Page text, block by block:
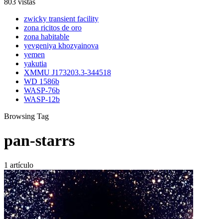
zwicky transient facility
zona ricitos de oro
zona habitable
yevgeniya khozyainova
yemen
yakutia
XMMU J173203.3-344518
WD 1586b
WASP-76b
WASP-12b
Browsing Tag
pan-starrs
1 artículo